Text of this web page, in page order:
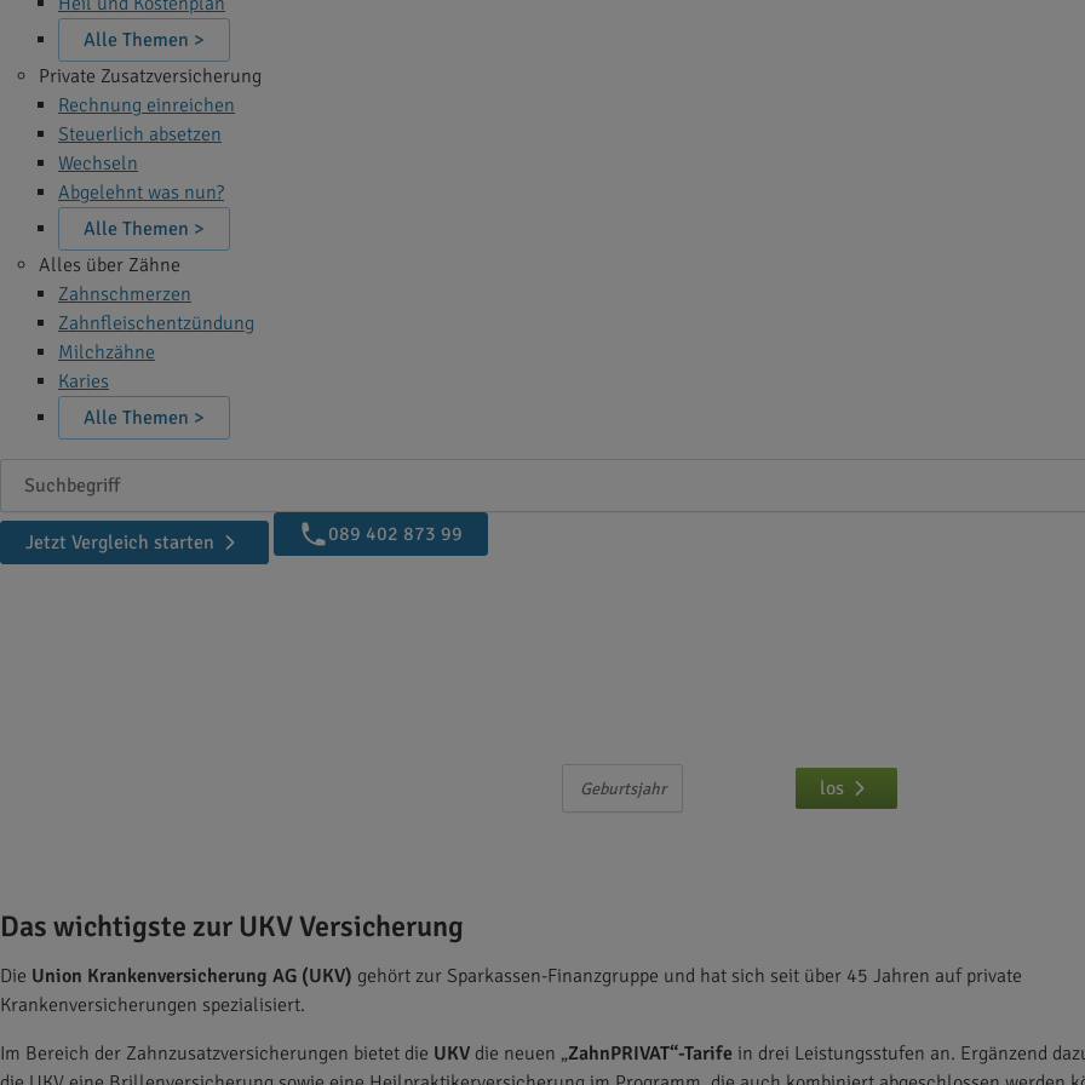
Alle Themen >
Private Zusatzversicherung
Rechnung einreichen
Steuerlich absetzen
Wechseln
Abgelehnt was nun?
Alle Themen >
Alles über Zähne
Zahnschmerzen
Zahnfleischentzündung
Milchzähne
Karies
Alle Themen >
Suchbegriff
Jetzt Vergleich starten
089 402 873 99
los
Das wichtigste zur UKV Versicherung
Die Union Krankenversicherung AG (UKV) gehört zur Sparkassen-Finanzgruppe und hat sich seit über 45 Jahren auf private
Krankenversicherungen spezialisiert.
Im Bereich der Zahnzusatzversicherungen bietet die UKV die neuen „ZahnPRIVAT“-Tarife in drei Leistungsstufen an. Ergänzend